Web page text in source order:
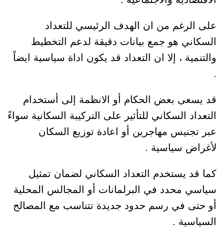
على الرغم من ان الهدف الرئيسي للتعداد
السكاني هو جمع بيانات دقيقة لدعم التخطيط
والتنمية ، إلا ان التعداد قد يكون اداة سياسية ايضاً
.
قد يسعى بعض الحكام أو الانظمة إلى أستخدام
التعداد السكاني للتأثير على التركيبة السكانية سواءً
عبر تجنيس مهاجرين أو اعادة توزيع السكان
لأغراض سياسية .
كما قد يستخدم التعداد السكاني لضمان تمثيل
سياسي محدد في البرلمانات أو المجالس المحلية
أو حتى في رسم حدود جديدة تتناسب مع المصالح
السياسية .